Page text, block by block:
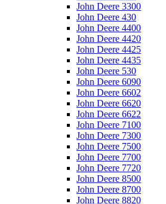
John Deere 3300
John Deere 430
John Deere 4400
John Deere 4420
John Deere 4425
John Deere 4435
John Deere 530
John Deere 6090
John Deere 6602
John Deere 6620
John Deere 6622
John Deere 7100
John Deere 7300
John Deere 7500
John Deere 7700
John Deere 7720
John Deere 8500
John Deere 8700
John Deere 8820